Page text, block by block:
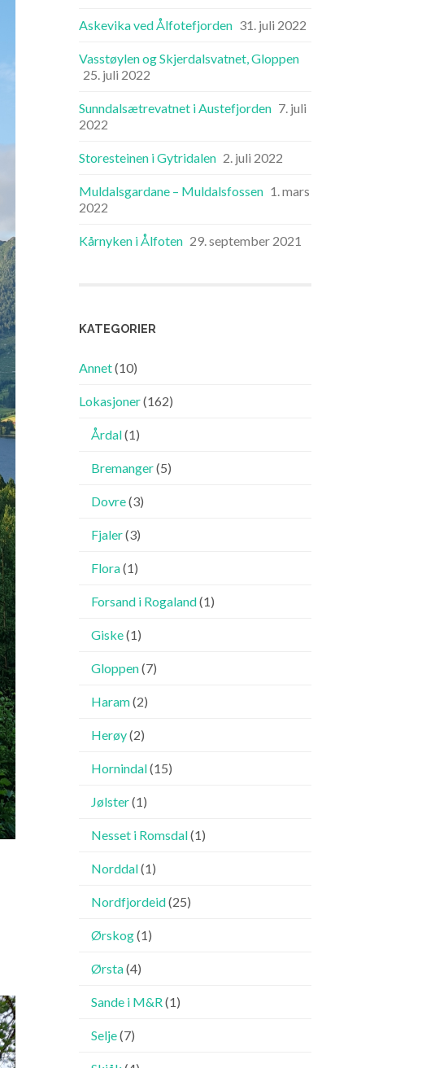
Askevika ved Ålfotefjorden 31. juli 2022
Vasstøylen og Skjerdalsvatnet, Gloppen
25. juli 2022
Sunndalsætrevatnet i Austefjorden 7. juli
2022
Storesteinen i Gytridalen 2. juli 2022
Muldalsgardane – Muldalsfossen 1. mars
2022
Kårnyken i Ålfoten 29. september 2021
KATEGORIER
Annet(10)
Lokasjoner(162)
Årdal(1)
Bremanger(5)
Dovre(3)
Fjaler(3)
Flora(1)
Forsand i Rogaland(1)
Giske(1)
Gloppen(7)
Haram(2)
Herøy(2)
Hornindal(15)
Jølster(1)
Nesset i Romsdal(1)
Norddal(1)
Nordfjordeid(25)
Ørskog(1)
Ørsta(4)
Sande i M&R(1)
Selje(7)